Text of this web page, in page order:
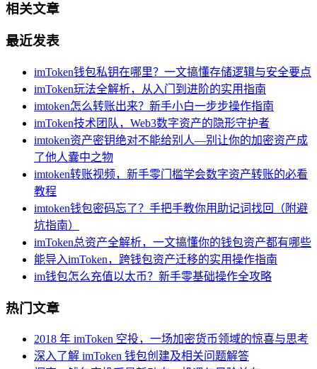
相关文章
最近发表
imToken钱包私钥在哪里？一文搞懂存储逻辑与安全要点
imToken玩法全解析，从入门到进阶的实用指南
imtoken怎么转账出来？新手小白一步步操作指南
imToken技术团队，Web3数字资产的隐形守护者
imtoken资产密钥绝对不能给别人—别让你的加密资产成
了他人囊中之物
imtoken转账视频，新手零门槛学会数字资产转账的必看
教程
imtoken钱包密码忘了？手把手教你用助记词找回（附避
坑指南）
imToken总资产全解析，一文搞懂你的钱包资产都有哪些
能导入imToken，跨钱包资产迁移的实用操作指南
im钱包怎么充值以太币？新手零基础操作全攻略
热门文章
2018 年 imToken 空投，一场加密货币领域的惊喜与思考
深入了解 imToken 钱包创建及相关问题解答